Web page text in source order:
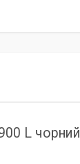
L чорний